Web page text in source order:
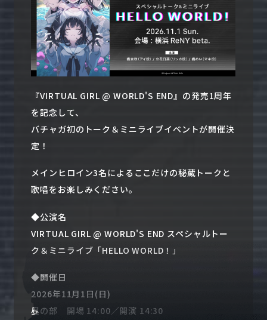
『VIRTUAL GIRL @ WORLD'S END』の発売1周年
を記念して、
バチャガ初のトーク＆ミニライブイベントが開催決
定！
メインヒロイン3名によるここだけの秘蔵トークと
歌唱をお楽しみください。
◆公演名
VIRTUAL GIRL @ WORLD'S END スペシャルトー
ク＆ミニライブ「HELLO WORLD！」
◆開催日
2026年11月1日(日)
昼の部 開場 14:00／開演 14:30